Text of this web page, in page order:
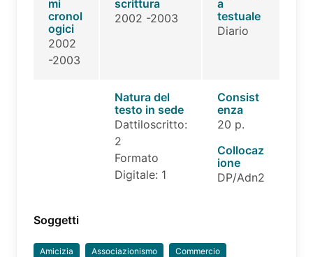
mi
cronol
ogici
2002
-2003
scrittura
2002 -2003
a
testuale
Diario
Natura del
testo in sede
Dattiloscritto:
2
Formato
Digitale: 1
Consist
enza
20 p.
Collocaz
ione
DP/Adn2
Soggetti
Amicizia Associazionismo Commercio